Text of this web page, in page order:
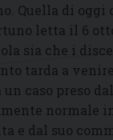
Quella di
letta il 6
sia che i
tarda a
un caso preso
normale
e dal suo